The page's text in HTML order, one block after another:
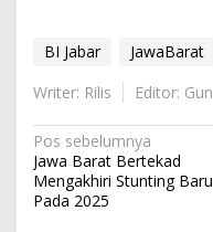
BI Jabar JawaBarat
Writer: Rilis
Editor: Gun
Navigasi
pos
Pos sebelumnya
Jawa Barat Bertekad
Mengakhiri Stunting Baru
Pada 2025